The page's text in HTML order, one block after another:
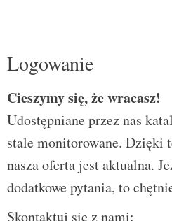
Logowanie
Cieszymy się, że wracasz!
Udostępniane przez nas
stale monitorowane. Dzięki
nasza oferta jest aktualna.
dodatkowe pytania, to
Skontaktuj się z nami: